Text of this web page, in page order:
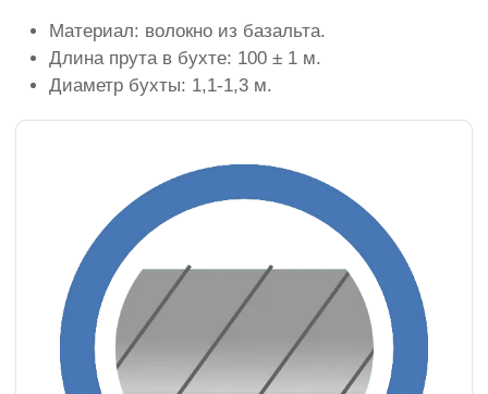
Материал: волокно из базальта.
Длина прута в бухте: 100 ± 1 м.
Диаметр бухты: 1,1-1,3 м.